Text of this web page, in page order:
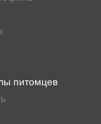
питомцев